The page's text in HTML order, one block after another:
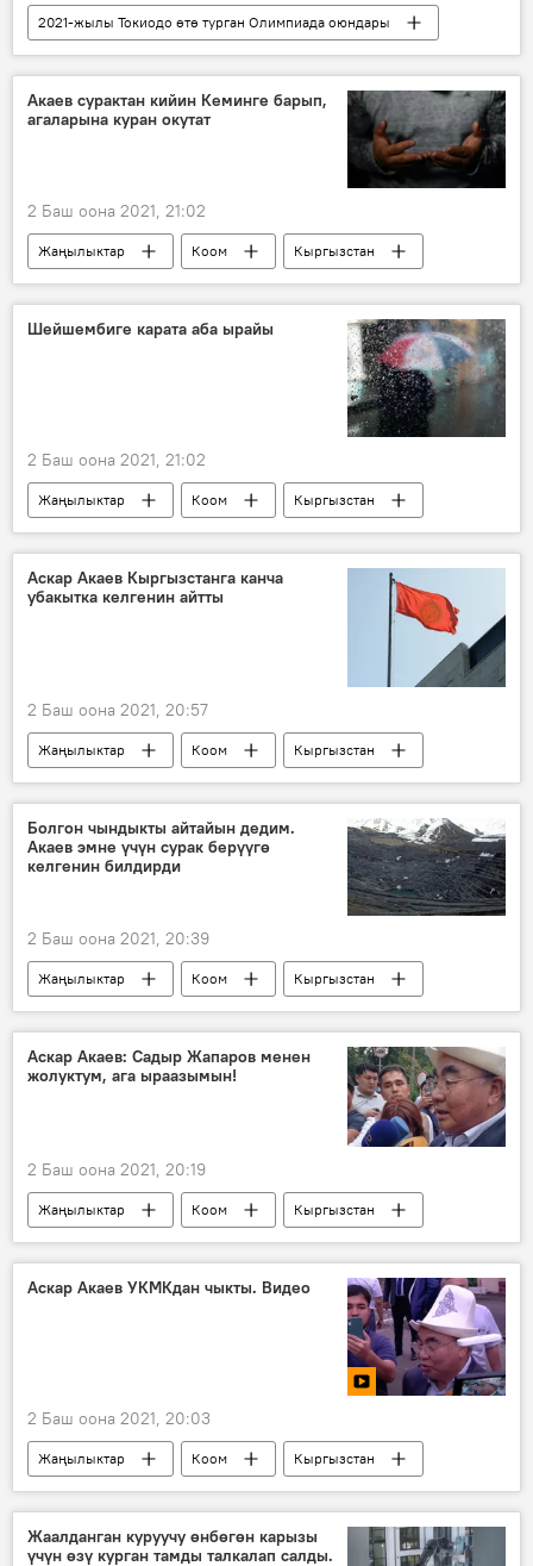
2021-жылы Токиодо өтө турган Олимпиада оюндары
Жаңылыктар
Коом
Дүйнөдө
Акжол Махмудов
Олимпиада-2020
Акаев сурактан кийин Кеминге барып,
агаларына куран окутат
2 Баш оона 2021, 21:02
Жаңылыктар Коом
Кыргызстан
Аскар Акаев
Бекболот Талгарбеков
куран окутуу
Кемин
Шейшембиге карата аба ырайы
2 Баш оона 2021, 21:02
Жаңылыктар Коом
Кыргызстан
аба ырайы
Аскар Акаев Кыргызстанга канча
убакытка келгенин айтты
2 Баш оона 2021, 20:57
Жаңылыктар Коом
Кыргызстан
Аскар Акаев
УКМК Кумтөр
Болгон чындыкты айтайын дедим.
Акаев эмне үчүн сурак берүүгө
келгенин билдирди
2 Баш оона 2021, 20:39
Жаңылыктар Коом
Кыргызстан
Саясат
Аскар Акаев
Кумтөр
сурак
УКМК
Аскар Акаев: Садыр Жапаров менен
жолуктум, ага ыраазымын!
2 Баш оона 2021, 20:19
Жаңылыктар Коом
Кыргызстан
Аскар Акаев
журналист
Садыр Жапаров
жолугушуу
Аскар Акаев УКМКдан чыкты. Видео
2 Баш оона 2021, 20:03
Жаңылыктар Коом
Кыргызстан
Саясат
Видео
Мультимедиа
Аскар Акаев
УКМК
Жаалданган куруучу өнбөгөн карызы
үчүн өзү курган тамды талкалап салды.